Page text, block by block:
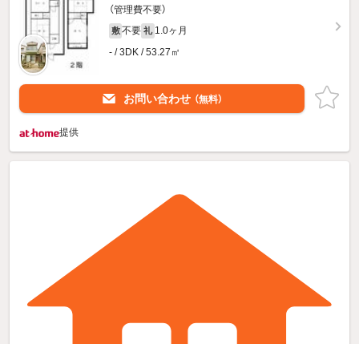
（管理費不要）
敷 不要 礼 1.0ヶ月
- / 3DK / 53.27㎡
お問い合わせ （無料）
提供